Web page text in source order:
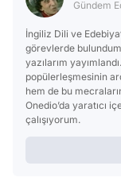
Gündem
İngiliz Dili ve
görevlerde
yazılarım
popülerleşmesinin
hem de bu
Onedio’da yaratıcı
çalışıyorum.